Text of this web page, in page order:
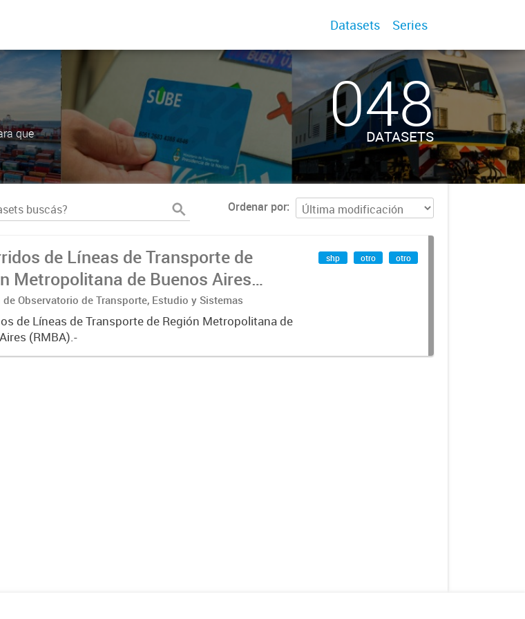
Datasets Series
que
048
DATASETS
Ordenar por
de Líneas de Transporte de
Metropolitana de Buenos Aires
de Observatorio de Transporte, Estudio y Sistemas
de Líneas de Transporte de Región Metropolitana de
(RMBA).-
shp otro otro